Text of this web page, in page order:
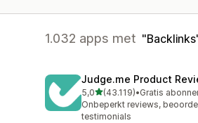
1.032 apps met Backlinks
Judge.me Product
5,0van 5 sterren
(43.119)
43119 recensies in totaal
•
Onbeperkt reviews,
testimonials